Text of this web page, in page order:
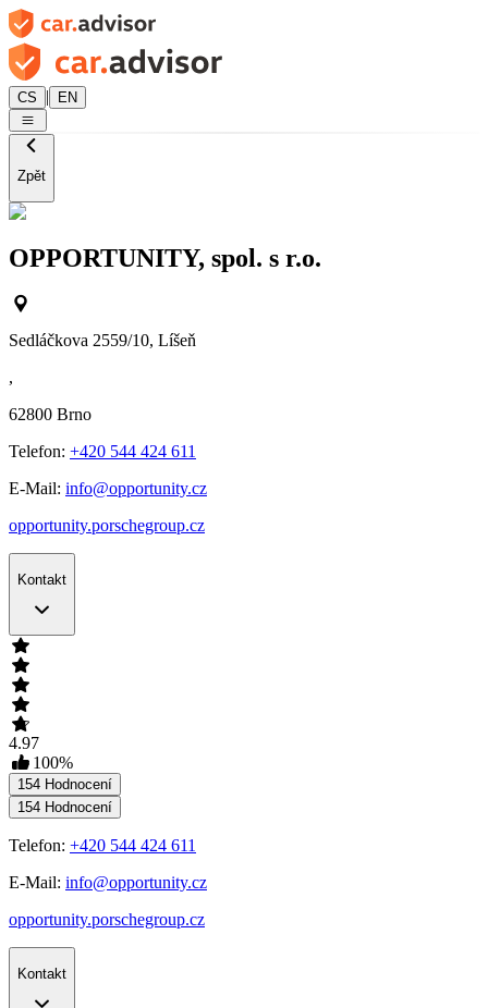
CS | EN
Zpět
OPPORTUNITY, spol. s r.o.
Sedláčkova 2559/10, Líšeň
,
62800 Brno
Telefon: +420 544 424 611
E-Mail: info@opportunity.cz
opportunity.porschegroup.cz
Kontakt
4.97
100%
154 Hodnocení
154 Hodnocení
Telefon: +420 544 424 611
E-Mail: info@opportunity.cz
opportunity.porschegroup.cz
Kontakt